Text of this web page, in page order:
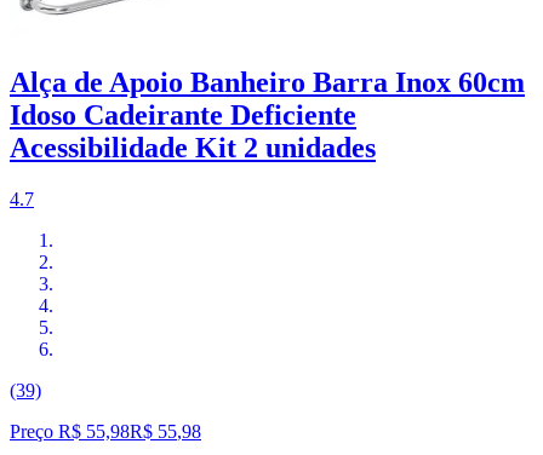
Alça de Apoio Banheiro Barra Inox 60cm
Idoso Cadeirante Deficiente
Acessibilidade Kit 2 unidades
4.7
(39)
Preço R$ 55,98R$ 55,98